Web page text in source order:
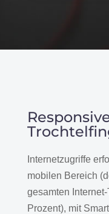
Internetzugriffe
mobilen Bereich
gesamten
Prozent), mit